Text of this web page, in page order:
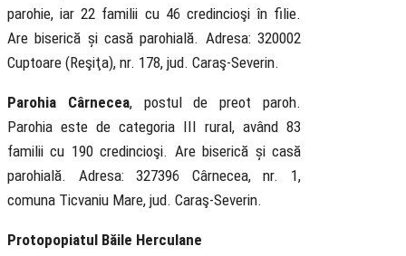
parohie, iar 22 familii cu 46 credincioşi în filie.
Are biserică și casă parohială. Adresa: 320002
Cuptoare (Reşiţa), nr. 178, jud. Caraş-Severin.
Parohia Cârnecea, postul de preot paroh.
Parohia este de categoria III rural, având 83
familii cu 190 credincioşi. Are biserică și casă
parohială. Adresa: 327396 Cârnecea, nr. 1,
comuna Ticvaniu Mare, jud. Caraş-Severin.
Protopopiatul Băile Herculane